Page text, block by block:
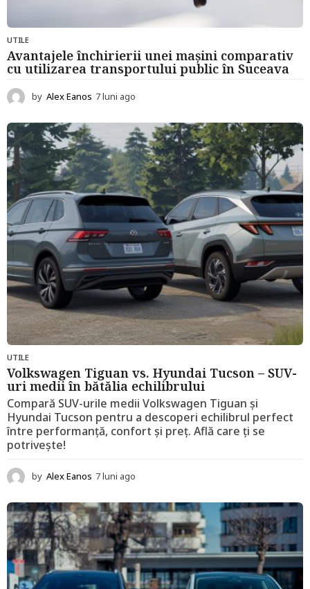
UTILE
Avantajele închirierii unei mașini comparativ
cu utilizarea transportului public în Suceava
by Alex Eanos 7 luni ago
u
n
i
a
g
o
UTILE
Volkswagen Tiguan vs. Hyundai Tucson – SUV-
uri medii în bătălia echilibrului
Compară SUV-urile medii Volkswagen Tiguan și
Hyundai Tucson pentru a descoperi echilibrul perfect
între performanță, confort și preț. Află care ți se
potrivește!
by Alex Eanos 7 luni ago
l
u
n
i
a
g
o